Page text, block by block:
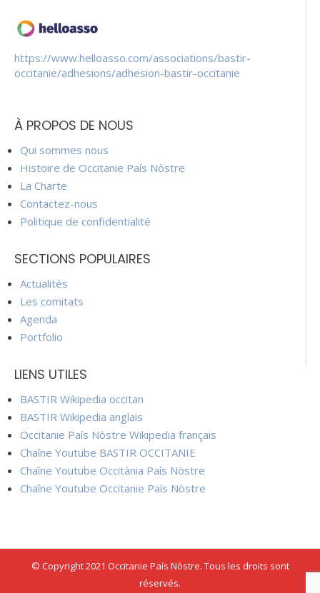
https://www.helloasso.com/associations/bastir-
occitanie/adhesions/adhesion-bastir-occitanie
À PROPOS DE NOUS
Qui sommes nous
Histoire de Occitanie País Nòstre
La Charte
Contactez-nous
Politique de confidentialité
SECTIONS POPULAIRES
Actualités
Les comitats
Agenda
Portfolio
LIENS UTILES
BASTIR Wikipedia occitan
BASTIR Wikipedia anglais
Occitanie País Nòstre Wikipedia français
Chaîne Youtube BASTIR OCCITANIE
Chaîne Youtube Occitània País Nòstre
Chaîne Youtube Occitanie País Nòstre
© Copyright 2021 Occitanie País Nòstre. Tous les droits sont
réservés.